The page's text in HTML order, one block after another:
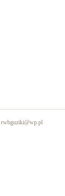
rwbguziki@wp.pl